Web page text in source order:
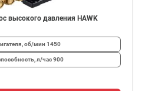
высокого давления HAWK
об/мин 1450
л/час900